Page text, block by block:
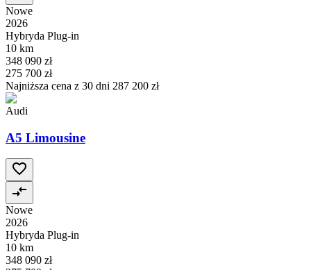
Nowe
2026
Hybryda Plug-in
10 km
348 090 zł
275 700 zł
Najniższa cena z 30 dni 287 200 zł
Audi
A5 Limousine
Nowe
2026
Hybryda Plug-in
10 km
348 090 zł